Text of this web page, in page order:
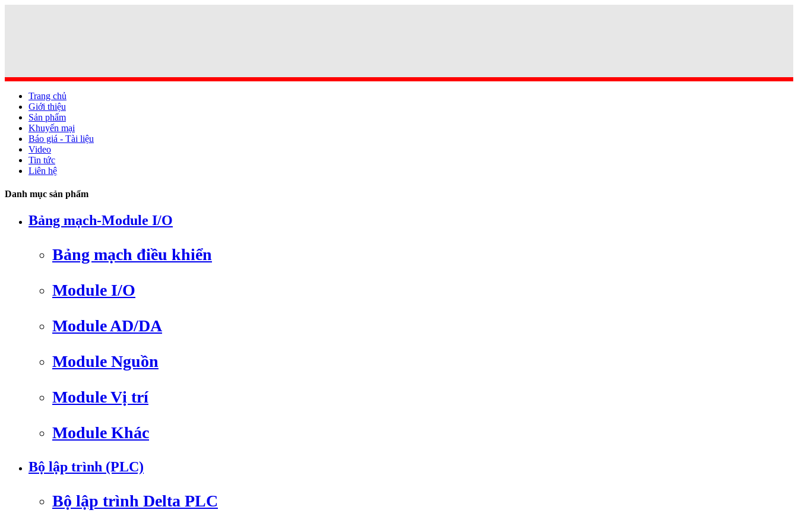
Trang chủ
Giới thiệu
Sản phẩm
Khuyến mại
Báo giá - Tài liệu
Video
Tin tức
Liên hệ
Danh mục sản phẩm
Bảng mạch-Module I/O
Bảng mạch điều khiển
Module I/O
Module AD/DA
Module Nguồn
Module Vị trí
Module Khác
Bộ lập trình (PLC)
Bộ lập trình Delta PLC